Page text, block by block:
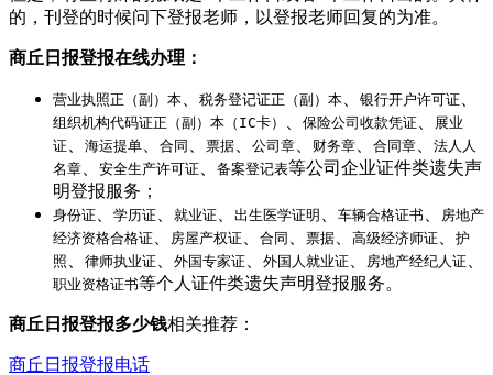
的，刊登的时候问下登报老师，以登报老师回复的为准。
商丘日报登报在线办理：
营业执照正（副）本 税务登记证正（副）本 银行开户许可证
组织机构代码证正（副）本（IC卡） 保险公司收款凭证
展业
证
海运提单 合同 票据 公司章 财务章 合同章
法人人
名章
安全生产许可证 备案登记表等公司企业证件类遗失声
明登报服务；
身份证 学历证 就业证 出生医学证明 车辆合格证书
房地产
经济资格合格证
房屋产权证 合同 票据 高级经济师证
护
照
律师执业证 外国专家证 外国人就业证 房地产经纪人证
职业资格证书等个人证件类遗失声明登报服务。
商丘日报登报多少钱相关推荐：
商丘日报登报电话